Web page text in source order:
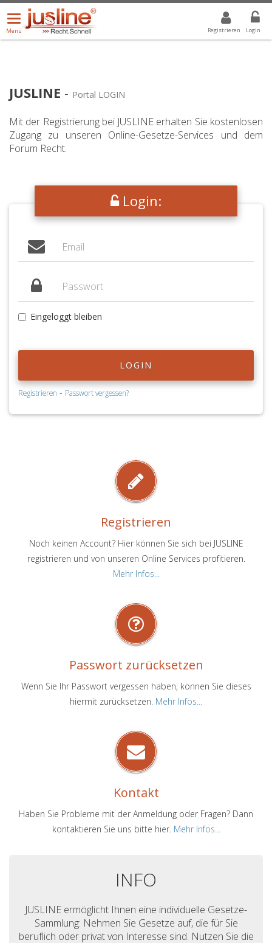
Registrieren Login
Menü
öffnen/schließen
Menü
ALLE DROPDOWN: GEWÄHLTER WERT IST ALLE
JUSLINE - Portal LOGIN
Mit der Registrierung bei JUSLINE erhalten Sie kostenlosen
Zugang zu unseren Online-Gesetze-Services und dem
Forum Recht.
Login:
Eingeloggt bleiben
LOGIN
Registrieren - Passwort vergessen?
Registrieren
Noch keinen Account? Hier können Sie sich bei JUSLINE
registrieren und von unseren Online Services profitieren.
Mehr Infos...
Passwort zurücksetzen
Wenn Sie Ihr Passwort vergessen haben, können Sie dieses
hiermit zurücksetzen. Mehr Infos...
Kontakt
Haben Sie Probleme mit der Anmeldung oder Fragen? Dann
kontaktieren Sie uns bitte hier. Mehr Infos...
INFO
JUSLINE ermöglicht Ihnen eine individuelle Gesetze-
Sammlung: Nehmen Sie Gesetze auf, die für Sie
beruflich oder privat von Interesse sind. Nutzen Sie die